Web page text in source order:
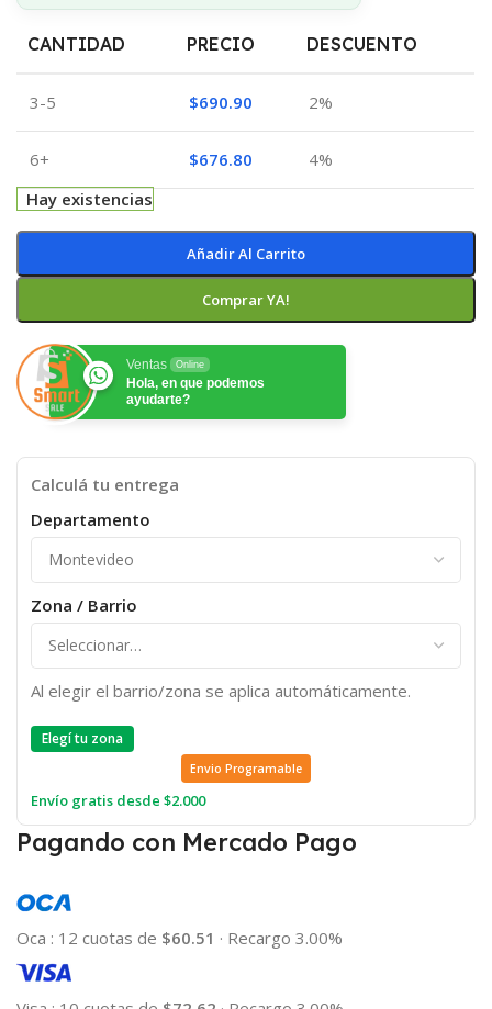
CANTIDAD PRECIO DESCUENTO
3-5 $690.90 2%
6+ $676.80
4%
Hay existencias
Añadir Al Carrito
Comprar YA!
Ventas Online
Hola, en que podemos
ayudarte?
Calculá tu entrega
Departamento
Zona / Barrio
Al elegir el barrio/zona se aplica automáticamente.
Elegí tu zona
Envio Programable
Envío gratis desde $2.000
Pagando con Mercado Pago
Oca : 12 cuotas de $60.51 · Recargo 3.00%